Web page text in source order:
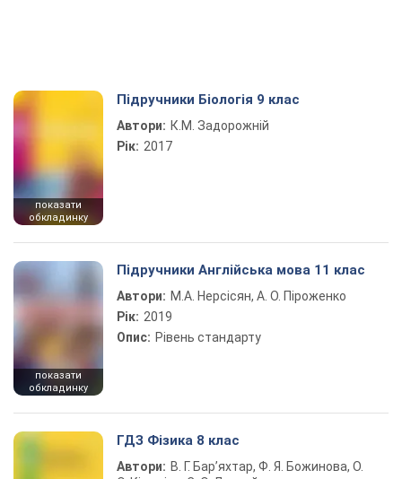
показати
обкладинку
Підручники Біологія 9 клас
Автори: К.М. Задорожній
Рік: 2017
показати
обкладинку
Підручники Англійська мова 11 клас
Автори: М.А. Нерсісян, А. О. Піроженко
Рік: 2019
Опис: Рівень стандарту
ГДЗ Фізика 8 клас
Автори: В. Г. Бар’яхтар, Ф. Я. Божинова, О.